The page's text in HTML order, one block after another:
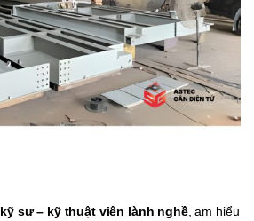
kỹ sư – kỹ thuật viên lành nghề, am hiểu